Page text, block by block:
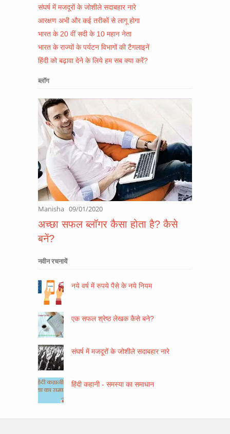
संघर्ष में मजदूरों के जोशीले सदाबहार नारे
आरक्षण अभी और कई तरीकों से लागू होगा
भारत के 20 वीं सदी के 10 महान नेता
भारत के राज्यों के पर्यटन विभागों की टैगलाइनें
हिंदी को बढ़ावा देने के लिये हम सब क्या करें?
ब्लॉग
Manisha 09/01/2020
अच्छा सफल ब्लॉगर कैसा होता है? कैसे
बनें?
नवीन रचनायें
नये वर्ष में रुपये पैसे के नये नियम
एक सफल श्रेष्ठ लेखक कैसे बने?
संघर्ष में मजदूरों के जोशीले सदाबहार नारे
हिंदी कहानी - समस्या का समाधान